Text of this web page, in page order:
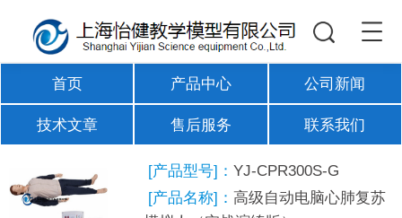
首页 产品中心 公司新闻
技术文章 售后服务 联系我们
[产品型号]： YJ-CPR300S-G
[产品名称]： 高级自动电脑心肺复苏